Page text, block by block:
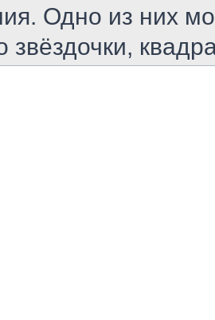
Одно из них
звёздочки,